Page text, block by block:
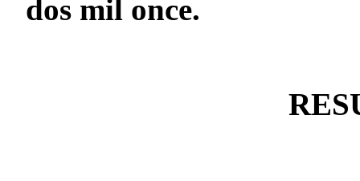
dos mil once.